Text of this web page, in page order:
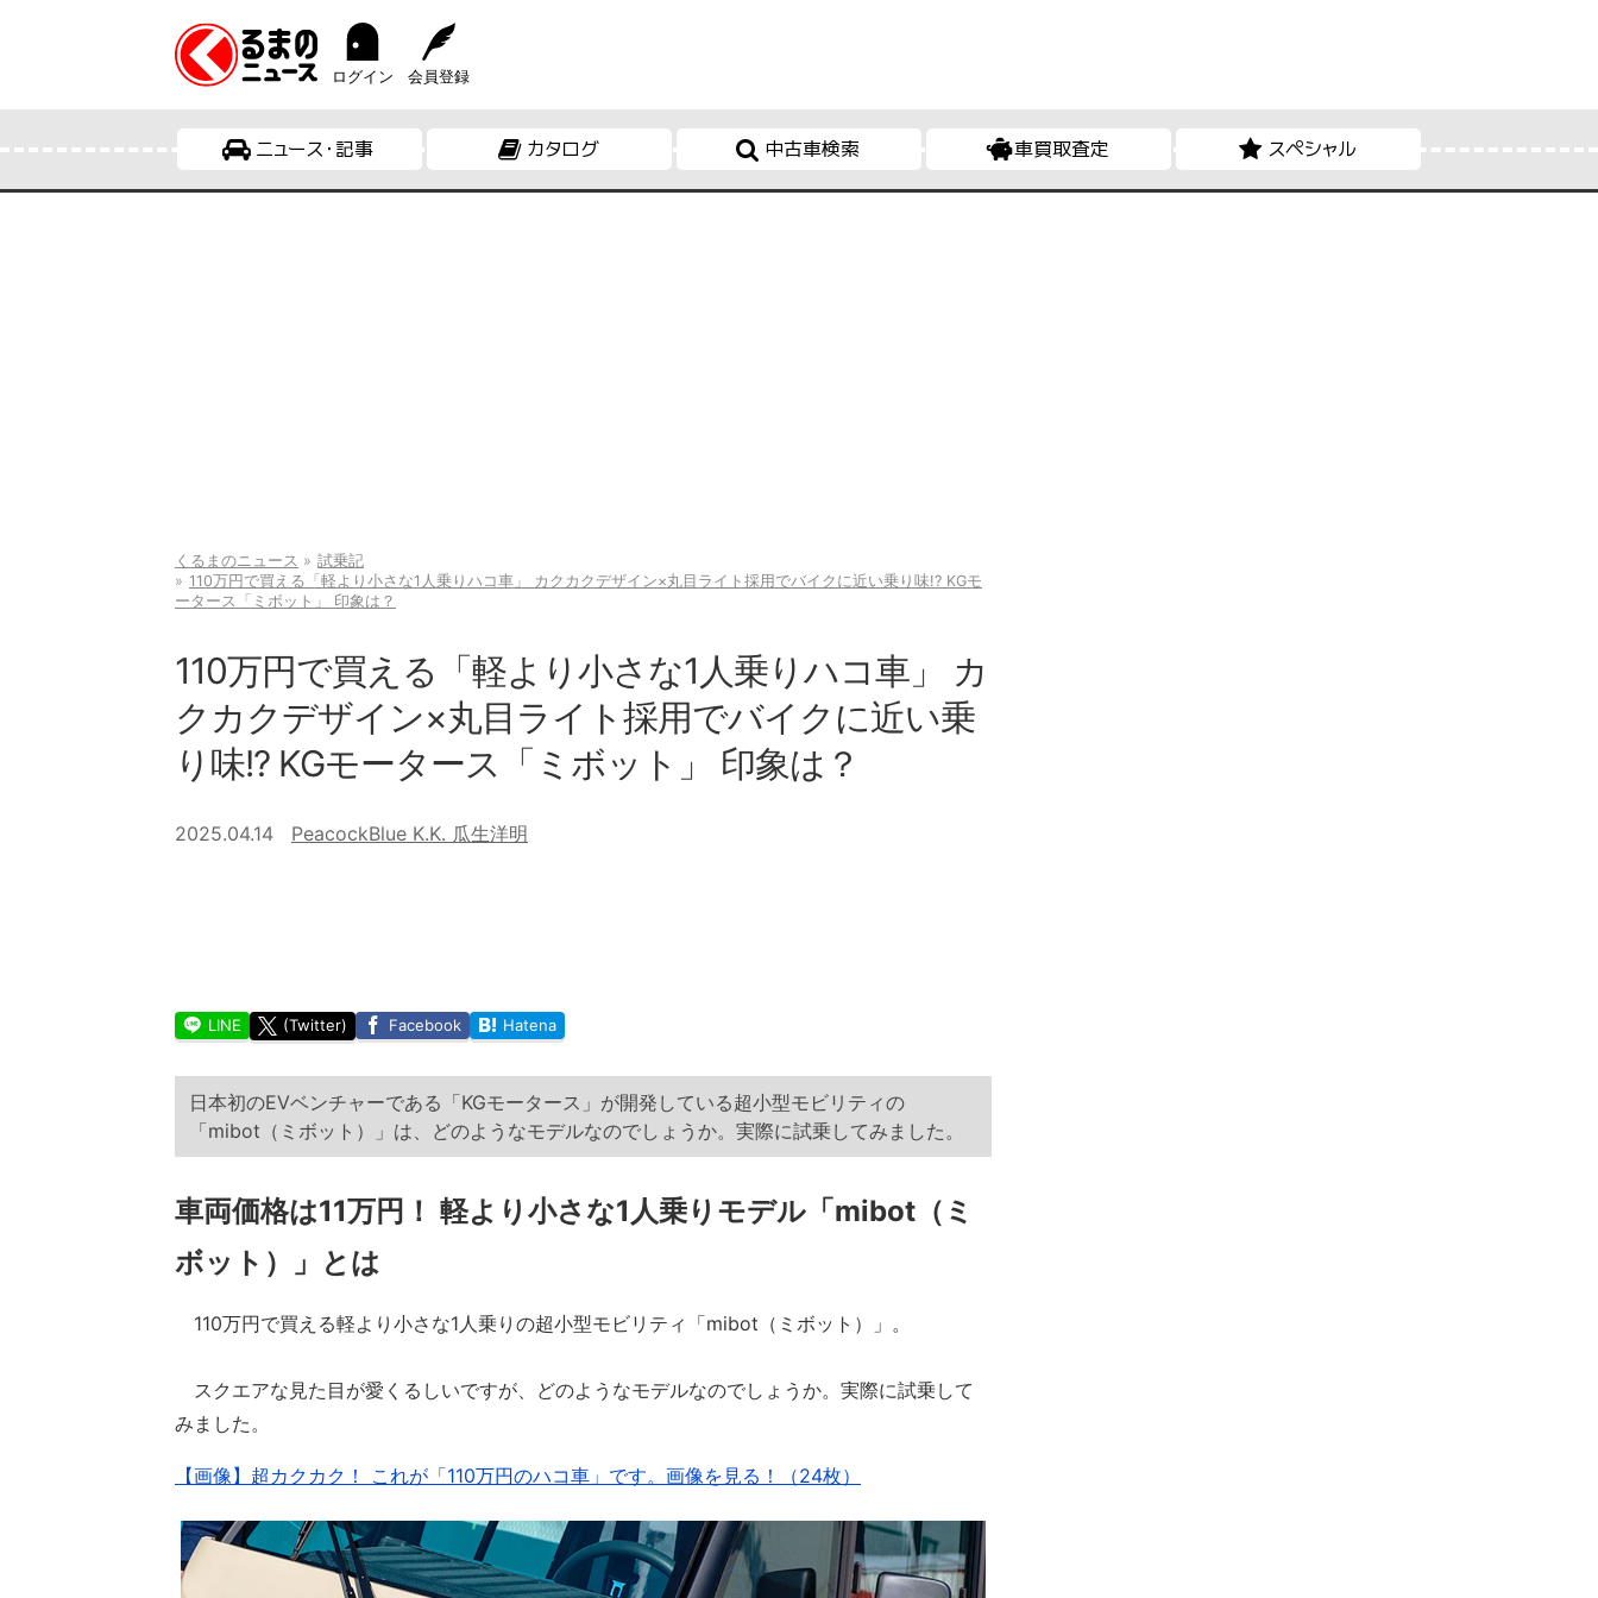
ログイン 会員登録
ニュース・記事 カタログ 中古車検索 車買取査定 スペシャル
くるまのニュース
試乗記
110万円で買える「軽より小さな1人乗りハコ車」 カクカクデザイン×丸目ライト採用でバイクに近い乗り味!? KGモ
ータース「ミボット」 印象は？
110万円で買える「軽より小さな1人乗りハコ車」 カ
クカクデザイン×丸目ライト採用でバイクに近い乗
り味!? KGモータース「ミボット」 印象は？
2025.04.14 PeacockBlue K.K. 瓜生洋明
LINE (Twitter) Facebook Hatena
日本初のEVベンチャーである「KGモータース」が開発している超小型モビリティの
「mibot（ミボット）」は、どのようなモデルなのでしょうか。実際に試乗してみました。
車両価格は11万円！ 軽より小さな1人乗りモデル「mibot（ミ
ボット）」とは
110万円で買える軽より小さな1人乗りの超小型モビリティ「mibot（ミボット）」。
スクエアな見た目が愛くるしいですが、どのようなモデルなのでしょうか。実際に試乗して
みました。
【画像】超カクカク！ これが「110万円のハコ車」です。画像を見る！（24枚）